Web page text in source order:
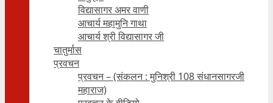
विद्यासागर अमर वाणी
आचार्य महामुनि गाथा
आचार्य श्री विद्यासागर जी
चातुर्मास
प्रवचन
प्रवचन – (संकलन : मुनिश्री 108 संधानसागरजी
महाराज)